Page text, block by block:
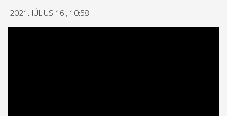
2021. JÚLIUS 16., 10:58